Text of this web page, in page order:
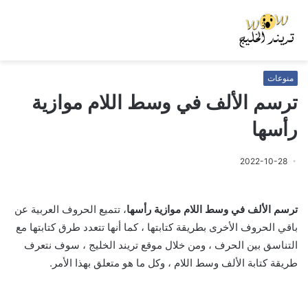
منوعات
ترسم الألف في وسط اللام موازية
رأسها
2022-10-28
ترسم الألف في وسط اللام موازية رأسها، تتميع الحروف العربية عن
باقي الحروف الأخرى بطريقة كتابتها ، كما أنها تتعدد طرق كتابتها مع
التناسق بين الحرف ، ومن خلال موقع تريند الخليج ، سوف نتعرف
طريقة كتابة الألف وسط اللام ، وكل ما هو متعلق بهذا الأمر.